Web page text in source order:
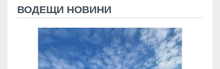
ВОДЕЩИ НОВИНИ